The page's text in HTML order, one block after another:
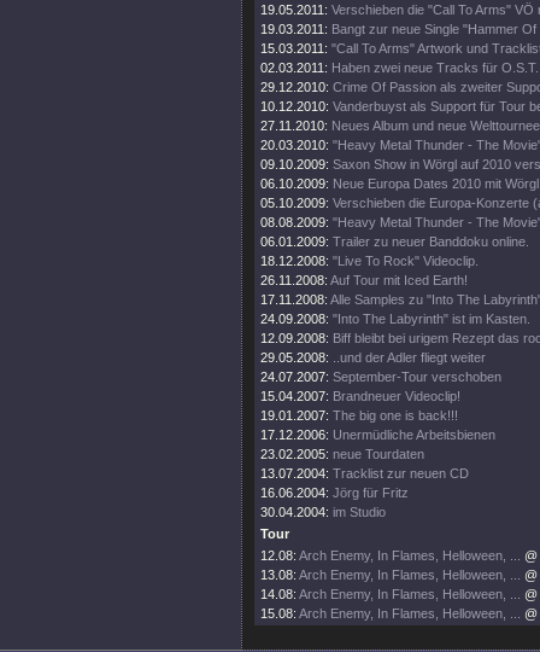
19.05.2011: Verschieben die "Call To Arms" VÖ
19.03.2011: Bangt zur neue Single "Hammer
15.03.2011: "Call To Arms" Artwork und
02.03.2011: Haben zwei neue Tracks für
29.12.2010: Crime Of Passion als zweiter
10.12.2010: Vanderbuyst als Support für Tour
27.11.2010: Neues Album und neue
20.03.2010: "Heavy Metal Thunder - The
09.10.2009: Saxon Show in Wörgl auf 2010
06.10.2009: Neue Europa Dates 2010 mit
05.10.2009: Verschieben die Europa-Konzerte
08.08.2009: "Heavy Metal Thunder - The
06.01.2009: Trailer zu neuer Banddoku online.
18.12.2008: "Live To Rock" Videoclip.
26.11.2008: Auf Tour mit Iced Earth!
17.11.2008: Alle Samples zu "Into The
24.09.2008: "Into The Labyrinth" ist im Kasten.
12.09.2008: Biff bleibt bei urigem Rezept das
29.05.2008:
..und der Adler fliegt weiter
24.07.2007: September-Tour verschoben
15.04.2007: Brandneuer Videoclip!
19.01.2007: The big one is back!!!
17.12.2006: Unermüdliche Arbeitsbienen
23.02.2005: neue Tourdaten
13.07.2004: Tracklist zur neuen CD
16.06.2004: Jörg für Fritz
30.04.2004: im Studio
Tour
12.08: Arch Enemy, In Flames, Helloween, ...
13.08: Arch Enemy, In Flames, Helloween, ...
14.08: Arch Enemy, In Flames, Helloween, ...
15.08: Arch Enemy, In Flames, Helloween, ...